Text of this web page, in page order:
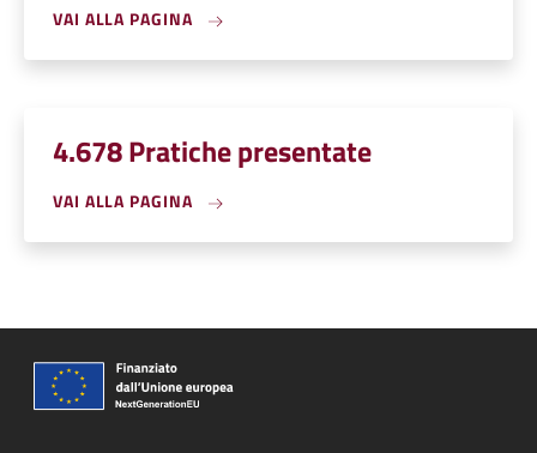
VAI ALLA PAGINA
4.678 Pratiche presentate
VAI ALLA PAGINA